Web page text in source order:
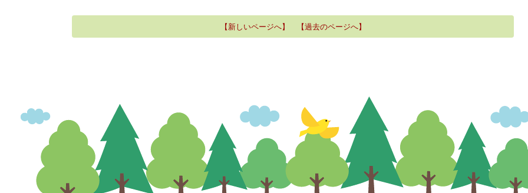
【新しいページへ】 【過去のページへ】